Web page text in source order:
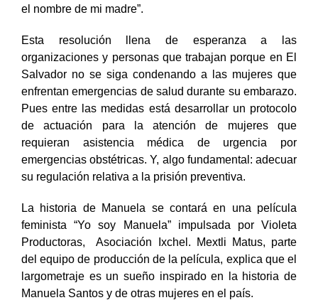
el nombre de mi madre”.
Esta resolución llena de esperanza a las
organizaciones y personas que trabajan porque en El
Salvador no se siga condenando a las mujeres que
enfrentan emergencias de salud durante su embarazo.
Pues entre las medidas está desarrollar un protocolo
de actuación para la atención de mujeres que
requieran asistencia médica de urgencia por
emergencias obstétricas. Y, algo fundamental: adecuar
su regulación relativa a la prisión preventiva.
La historia de Manuela se contará en una película
feminista “
Yo soy Manuela” impulsada por Violeta
Productoras, Asociación Ixchel. Mextli Matus, parte
del equipo de producción de la película, explica que el
largometraje es un sueño inspirado en la historia de
Manuela Santos y de otras mujeres en el país.